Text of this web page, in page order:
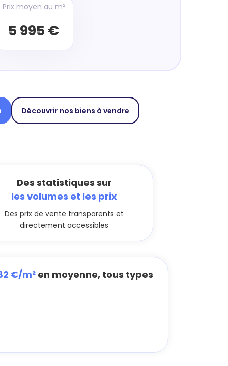
Prix moyen au m²
5 995 €
Découvrir nos biens à vendre
Des statistiques sur
les volumes et les prix
Des prix de vente transparents et
directement accessibles
€/m² en moyenne, tous types